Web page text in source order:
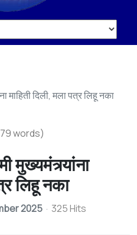
दिली, मला पत्र लिहू नका
words)
लिहू नका
2025 325 Hits